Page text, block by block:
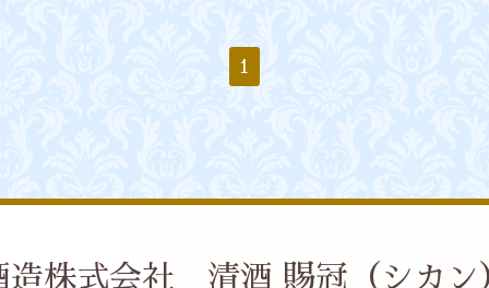
1
造株式会社 清酒 賜冠（シカン